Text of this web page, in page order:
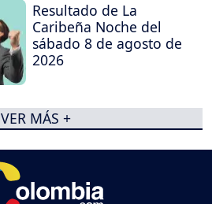
Resultado de La
Caribeña Noche del
sábado 8 de agosto de
2026
VER MÁS +